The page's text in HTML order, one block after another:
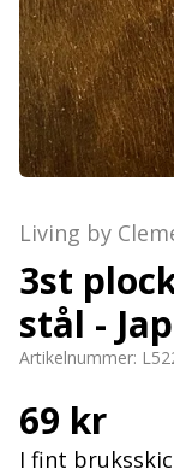
Living by
3st
stål -
Artikelnummer:
69 kr
I fint